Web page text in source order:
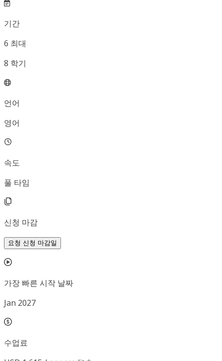
기간
6 최대
8 학기
언어
영어
속도
풀 타임
신청 마감
요청 신청 마감일
가장 빠른 시작 날짜
Jan 2027
수업료